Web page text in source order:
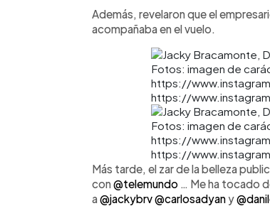
Además, revelaron que el
acompañaba en el vuelo.
Fotos: imagen de
https://
https://
Fotos: imagen de
https://
https://
Más tarde, el zar de la belleza
con@telemundo … Me ha tocado
a@jackybrv@carlosadyan y